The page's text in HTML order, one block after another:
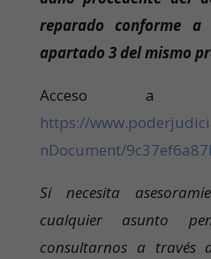
reparado conforme
apartado 3 del mismo
Acceso a la
https://
nDocument/
Si necesita
cualquier asunto
consultarnos a través